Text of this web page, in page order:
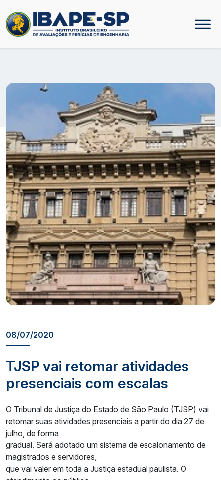
08/07/2020
TJSP vai retomar atividades
presenciais com escalas
O Tribunal de Justiça do Estado de São Paulo (TJSP) vai
retomar suas atividades presenciais a partir do dia 27 de
julho, de forma
gradual. Será adotado um sistema de escalonamento de
magistrados e servidores,
que vai valer em toda a Justiça estadual paulista. O